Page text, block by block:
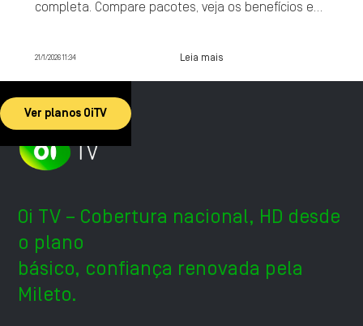
completa. Compare pacotes, veja os benefícios e
21/1/2026 11:34 Leia mais
Ver planos OiTV
Oi TV – Cobertura nacional, HD desde
o plano
básico, confiança renovada pela
Mileto.